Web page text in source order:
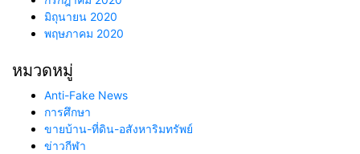
มิถุนายน 2020
พฤษภาคม 2020
หมวดหมู่
Anti-Fake News
การศึกษา
ขายบ้าน-ที่ดิน-อสังหาริมทรัพย์
ข่าวกีฬา